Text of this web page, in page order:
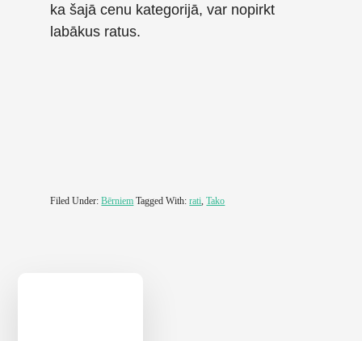
ka šajā cenu kategorijā, var nopirkt
labākus ratus.
Filed Under:Bērniem Tagged With:rati,Tako